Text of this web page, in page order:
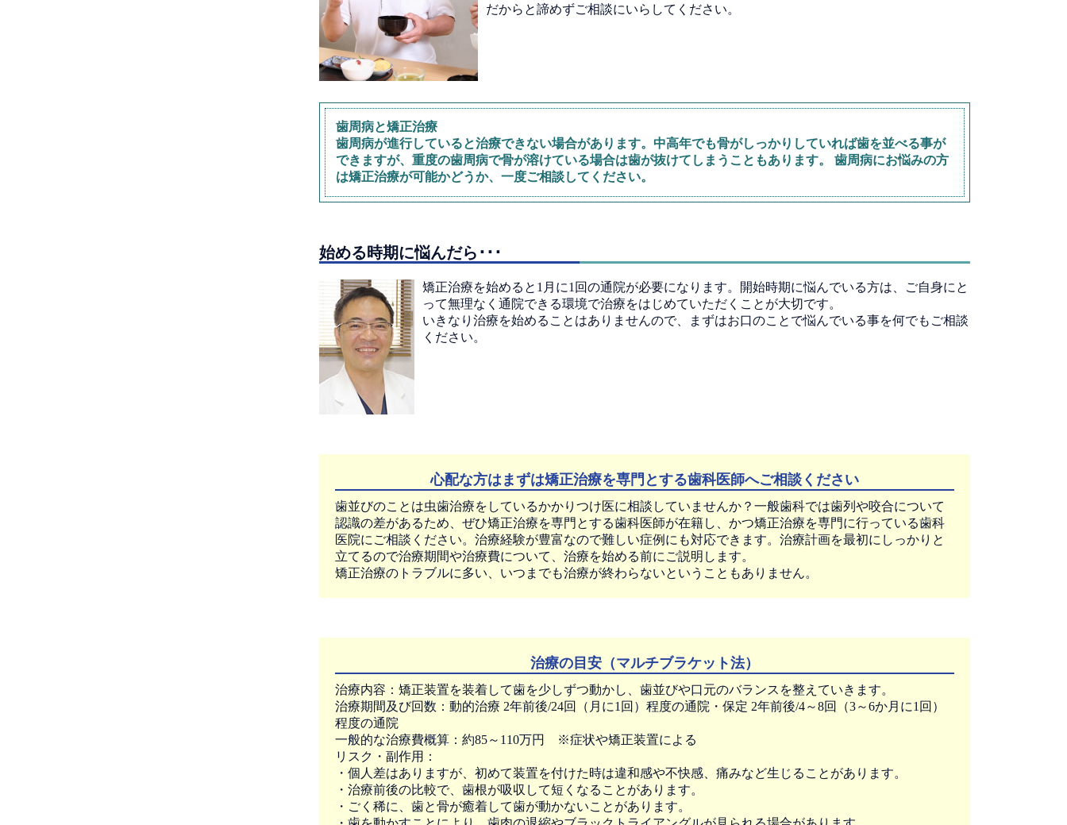
だからと諦めずご相談にいらしてください。
歯周病と矯正治療
歯周病が進行していると治療できない場合があります。中高年でも骨がしっかりしていれば歯を並べる事が
できますが、重度の歯周病で骨が溶けている場合は歯が抜けてしまうこともあります。 歯周病にお悩みの方
は矯正治療が可能かどうか、一度ご相談してください。
始める時期に悩んだら･･･
矯正治療を始めると1月に1回の通院が必要になります。開始時期に悩んでいる方は、ご自身にと
って無理なく通院できる環境で治療をはじめていただくことが大切です。
いきなり治療を始めることはありませんので、まずはお口のことで悩んでいる事を何でもご相談
ください。
心配な方はまずは矯正治療を専門とする歯科医師へご相談ください
歯並びのことは虫歯治療をしているかかりつけ医に相談していませんか？一般歯科では歯列や咬合について
認識の差があるため、ぜひ矯正治療を専門とする歯科医師が在籍し、かつ矯正治療を専門に行っている歯科
医院にご相談ください。治療経験が豊富なので難しい症例にも対応できます。治療計画を最初にしっかりと
立てるので治療期間や治療費について、治療を始める前にご説明します。
矯正治療のトラブルに多い、いつまでも治療が終わらないということもありません。
治療の目安（マルチブラケット法）
治療内容：矯正装置を装着して歯を少しずつ動かし、歯並びや口元のバランスを整えていきます。
治療期間及び回数：動的治療 2年前後/24回（月に1回）程度の通院・保定 2年前後/4～8回（3～6か月に1回）
程度の通院
一般的な治療費概算：約85～110万円 ※症状や矯正装置による
リスク・副作用：
・個人差はありますが、初めて装置を付けた時は違和感や不快感、痛みなど生じることがあります。
・治療前後の比較で、歯根が吸収して短くなることがあります。
・ごく稀に、歯と骨が癒着して歯が動かないことがあります。